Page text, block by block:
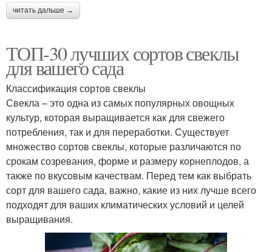
читать дальше →
ТОП-30 лучших сортов свеклы
для вашего сада
Классификация сортов свеклы
Свекла – это одна из самых популярных овощных
культур, которая выращивается как для свежего
потребления, так и для переработки. Существует
множество сортов свеклы, которые различаются по
срокам созревания, форме и размеру корнеплодов, а
также по вкусовым качествам. Перед тем как выбрать
сорт для вашего сада, важно, какие из них лучше всего
подходят для ваших климатических условий и целей
выращивания.